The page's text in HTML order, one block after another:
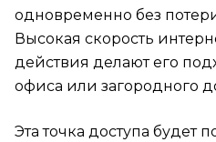
одновременно без
Высокая скорость
действия делают его
офиса или загородного
Эта точка доступа будет